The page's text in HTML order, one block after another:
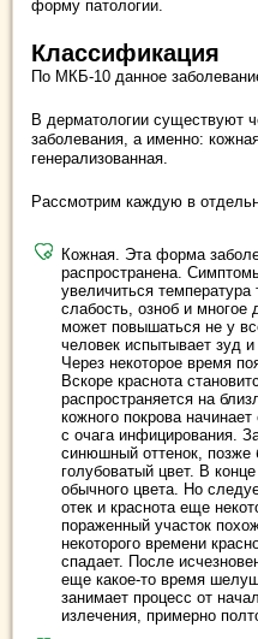
форму патологии.
Классификация
По МКБ-10 данное
В дерматологии существуют
заболевания, а именно:
генерализованная.
Рассмотрим каждую в
Кожная. Эта форма
распространена.
увеличиться
слабость, озноб и многое
может повышаться не у
человек испытывает зуд
Через некоторое время
Вскоре краснота
распространяется на
кожного покрова
с очага инфицирования.
синюшный оттенок, позже
голубоватый цвет. В
обычного цвета. Но
отек и краснота еще
пораженный участок
некоторого времени
спадает. После
еще какое-то время
занимает процесс от
излечения, примерно